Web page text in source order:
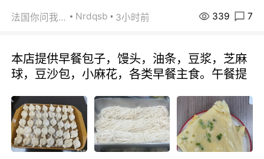
法国你问我答 Nrdqsb 3小时前 339 7
本店提供早餐包子，馒头，油条，豆浆，芝麻
球，豆沙包，小麻花，各类早餐主食。午餐提